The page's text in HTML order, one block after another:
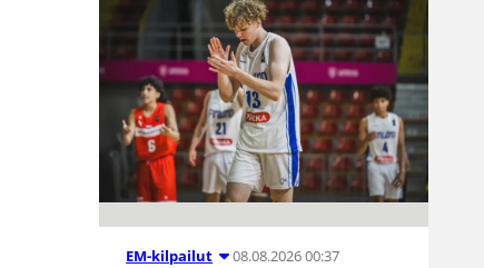
EM-kilpailut 08.08.2026 00:37